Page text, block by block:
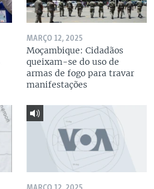
MARÇO 12, 2025
Moçambique: Cidadãos
queixam-se do uso de
armas de fogo para travar
manifestações